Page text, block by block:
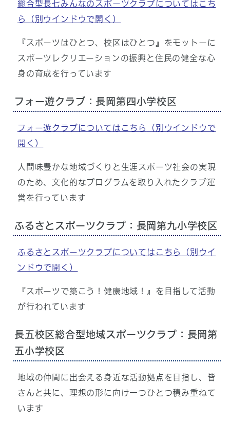
総合型長七みんなのスポーツクラブについてはこち
ら
（別ウインドウで開く）
『スポーツはひとつ、校区はひとつ』をモットーに
スポーツレクリエーションの振興と住民の健全な心
身の育成を行っています
フォー遊クラブ：長岡第四小学校区
フォー遊クラブについてはこちら
（別ウインドウで
開く）
人間味豊かな地域づくりと生涯スポーツ社会の実現
のため、文化的なプログラムを取り入れたクラブ運
営を行っています
ふるさとスポーツクラブ：長岡第九小学校区
ふるさとスポーツクラブについてはこちら
（別ウイ
ンドウで開く）
『スポーツで築こう！健康地域！』を目指して活動
が行われています
長五校区総合型地域スポーツクラブ：長岡第
五小学校区
地域の仲間に出会える身近な活動拠点を目指し、皆
さんと共に、理想の形に向け一つひとつ積み重ねて
います